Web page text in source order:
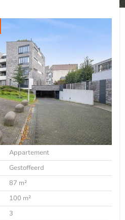
Appartement
Gestoffeerd
87 m²
100 m²
3